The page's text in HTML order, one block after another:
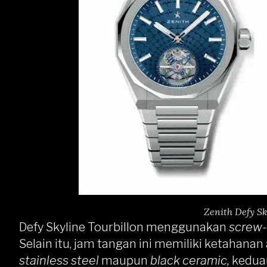
Zenith Defy
Defy Skyline Tourbillon menggunakan
Selain itu, jam tangan ini memiliki
stainless steel maupun black ceramic,